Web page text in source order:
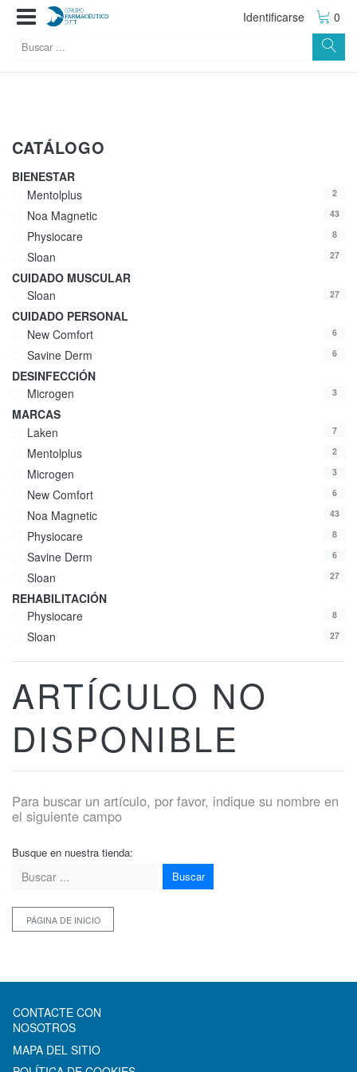
Identificarse 0
CATÁLOGO
BIENESTAR
Mentolplus
2
Noa Magnetic 43
Physiocare 8
Sloan 27
CUIDADO MUSCULAR
Sloan
27
CUIDADO PERSONAL
New Comfort
6
Savine Derm 6
DESINFECCIÓN
Microgen
3
MARCAS
Laken
7
Mentolplus 2
Microgen 3
New Comfort 6
Noa Magnetic 43
Physiocare 8
Savine Derm 6
Sloan 27
REHABILITACIÓN
Physiocare
8
Sloan 27
ARTÍCULO NO
DISPONIBLE
Para buscar un artículo, por favor, indique su nombre en
el siguiente campo
Busque en nuestra tienda:
Buscar
PÁGINA DE INICIO
CONTACTE CON
NOSOTROS
MAPA DEL SITIO